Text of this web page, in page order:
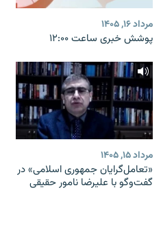
مرداد ۱۶, ۱۴۰۵
پوشش خبری ساعت ۱۲:۰۰
مرداد ۱۵, ۱۴۰۵
«تعامل‌گرایان جمهوری اسلامی» در
گفت‌وگو با علیرضا نامور حقیقی